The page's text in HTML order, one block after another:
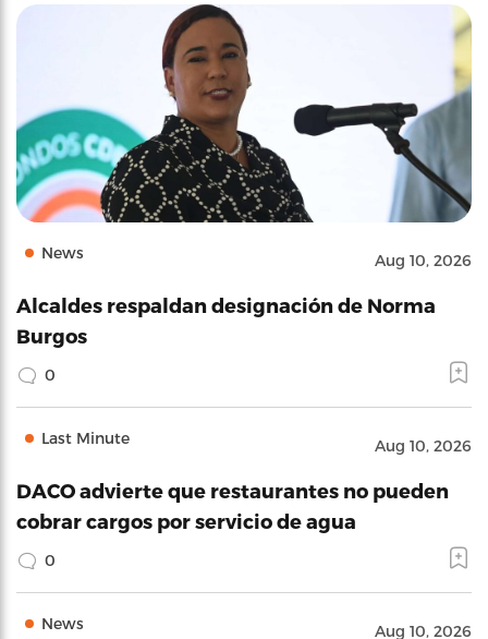
News Aug 10, 2026
Alcaldes respaldan designación de Norma
Burgos
0
Last Minute Aug 10, 2026
DACO advierte que restaurantes no pueden
cobrar cargos por servicio de agua
0
News Aug 10, 2026